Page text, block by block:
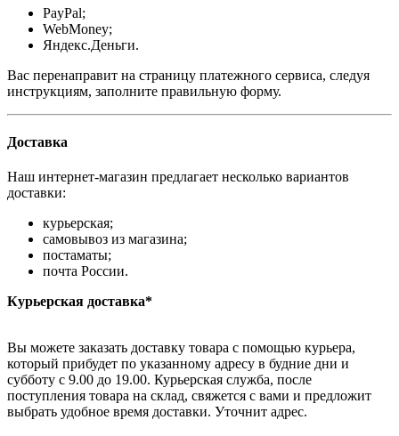
PayPal;
WebMoney;
Яндекс.Деньги.
Вас перенаправит на страницу платежного сервиса, следуя
инструкциям, заполните правильную форму.
Доставка
Наш интернет-магазин предлагает несколько вариантов
доставки:
курьерская;
самовывоз из магазина;
постаматы;
почта России.
Курьерская доставка*
Вы можете заказать доставку товара с помощью курьера,
который прибудет по указанному адресу в будние дни и
субботу с 9.00 до 19.00. Курьерская служба, после
поступления товара на склад, свяжется с вами и предложит
выбрать удобное время доставки. Уточнит адрес.